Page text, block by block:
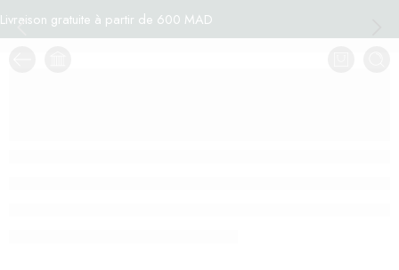
Livraison gratuite à partir de 600 MAD